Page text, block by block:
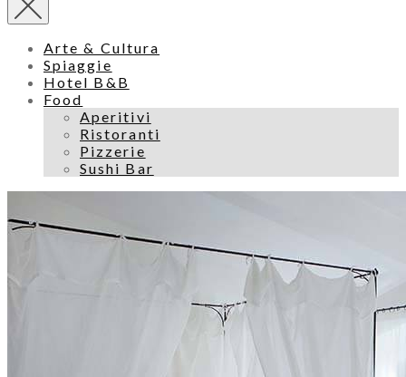
Arte & Cultura
Spiaggie
Hotel B&B
Food
Aperitivi
Ristoranti
Pizzerie
Sushi Bar